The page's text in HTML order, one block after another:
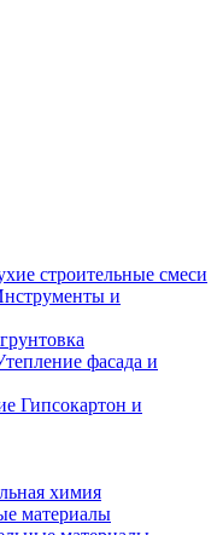
строительные смеси
и
фасада и
Гипсокартон и
химия
материалы